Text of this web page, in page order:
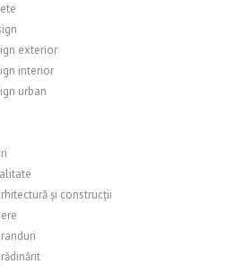
exterior
interior
urban
și construcții